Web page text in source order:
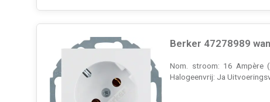
Berker 47278989
Nom. stroom: 16 Ampère
Halogeenvrij: Ja